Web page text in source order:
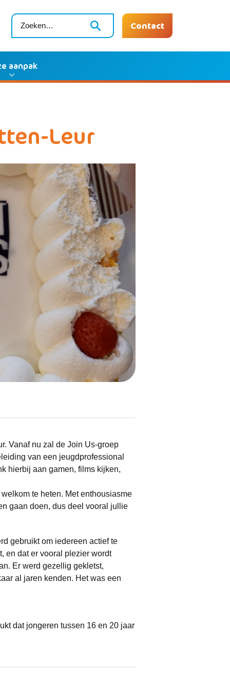
Contact
aanpak
Leur
Vanaf nu zal de Join Us-groep
van een jeugdprofessional
hierbij aan gamen, films kijken,
te heten. Met enthousiasme
gaan doen, dus deel vooral jullie
gebruikt om iedereen actief te
en dat er vooral plezier wordt
Er werd gezellig gekletst,
al jaren kenden. Het was een
dat jongeren tussen 16 en 20 jaar